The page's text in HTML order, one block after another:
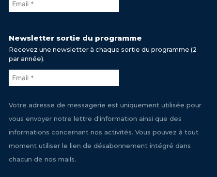
Newsletter sortie du programme
Recevez une newsletter à chaque sortie du programme (2
par année).
Votre adresse de messagerie est uniquement utilisée pour
vous envoyer notre lettre d'information ainsi que des
informations concernant nos activités. Vous pouvez à tout
moment utiliser le lien de désabonnement intégré dans
chacun de nos mails.